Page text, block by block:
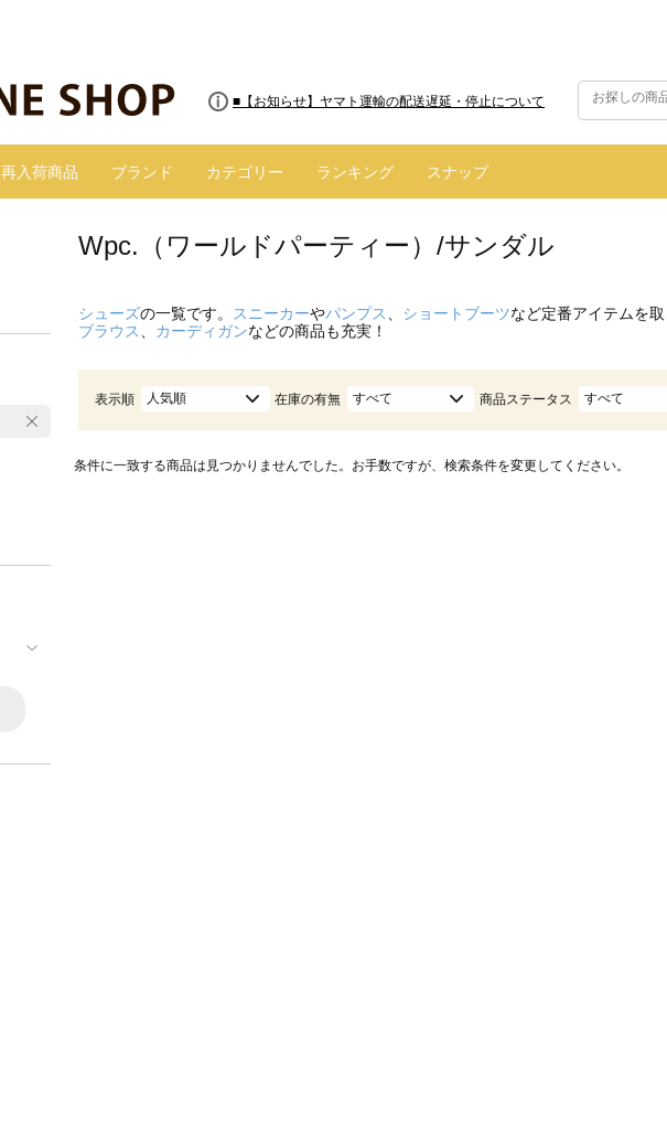
■【お知らせ】ヤマト運輸の配送遅延・停止について
再入荷商品 ブランド カテゴリー ランキング スナップ
Wpc.（ワールドパーティー）/サンダル
シューズの一覧です。 スニーカーやパンプス ショートブーツなど定番アイテムを
ブラウス
カーディガンなどの商品も充実！
表示順 人気順 在庫の有無 すべて 商品ステータス すべて
条件に一致する商品は見つかりませんでした。お手数ですが、検索条件を変更してください。